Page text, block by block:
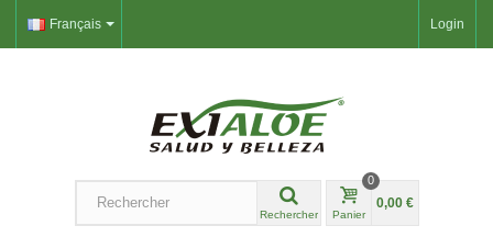
Login
Français
Rechercher Panier
0
0,00 €